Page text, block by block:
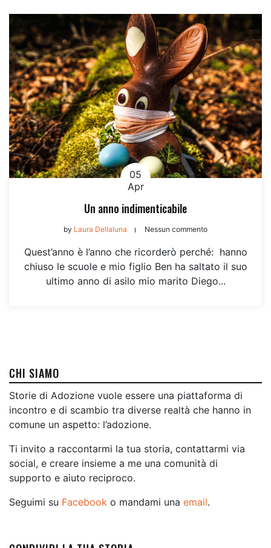
05
Apr
Un anno indimenticabile
by Laura Dellaluna Nessun commento
Quest’anno è l’anno che ricorderò perché: hanno
chiuso le scuole e mio figlio Ben ha saltato il suo
ultimo anno di asilo mio marito Diego...
CHI SIAMO
Storie di Adozione vuole essere una piattaforma di
incontro e di scambio tra diverse realtà che hanno in
comune un aspetto: l’adozione.
Ti invito a raccontarmi la tua storia, contattarmi via
social, e creare insieme a me una comunità di
supporto e aiuto reciproco.
Seguimi su Facebook o mandami una email.